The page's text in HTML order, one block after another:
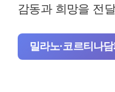
감동과 희망을 전
밀라노·코르티나